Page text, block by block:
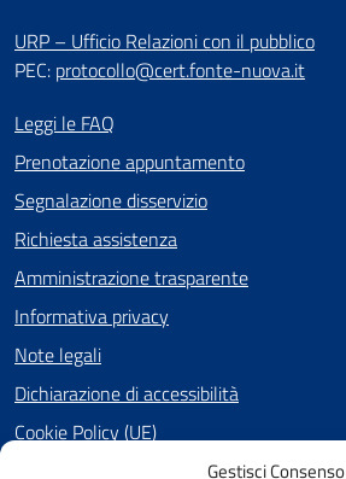
Gestisci Consenso
URP – Ufficio Relazioni con il pubblico
PEC: protocollo@cert.fonte-nuova.it
Leggi le FAQ
Prenotazione appuntamento
Segnalazione disservizio
Richiesta assistenza
Amministrazione trasparente
Informativa privacy
Note legali
Dichiarazione di accessibilità
Cookie Policy (UE)